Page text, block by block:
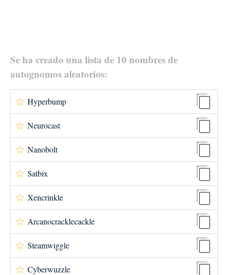
Se ha creado una lista de 10 nombres de
autognomos aleatorios:
Hyperbump
Neurocast
Nanobolt
Satbix
Xencrinkle
Arcanocracklecackle
Steamwiggle
Cyberwuzzle